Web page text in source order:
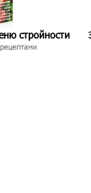
стройности